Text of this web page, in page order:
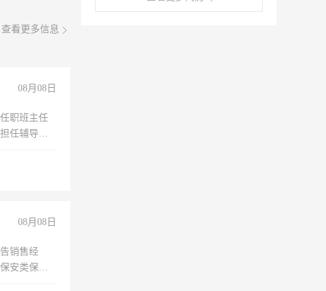
查看更多信息
08月08日
职班主任
任辅导教
08月08日
销售经
安类保安